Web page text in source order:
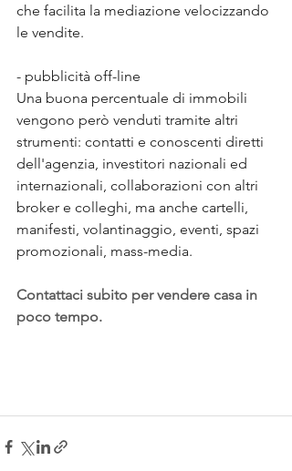
che facilita la mediazione velocizzando
le vendite.
- pubblicità off-line
Una buona percentuale di immobili
vengono però venduti tramite altri
strumenti: contatti e conoscenti diretti
dell'agenzia, investitori nazionali ed
internazionali, collaborazioni con altri
broker e colleghi, ma anche cartelli,
manifesti, volantinaggio, eventi, spazi
promozionali, mass-media.
Contattaci subito per vendere casa in
poco tempo.